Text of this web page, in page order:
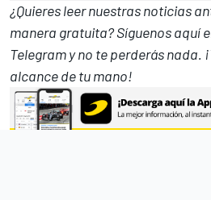
¿Quieres leer nuestras noticias
manera gratuita? Síguenosaquí
Telegramy no te perderás nada.
alcance de tu mano!